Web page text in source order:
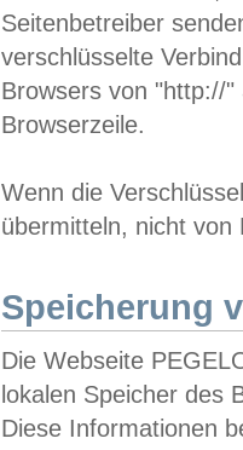
Seitenbetreiber
verschlüsselte
Browsers von "http://
Browserzeile.
Wenn die
übermitteln, nicht von
Speicherung
Die Webseite
lokalen Speicher des
Diese Informationen